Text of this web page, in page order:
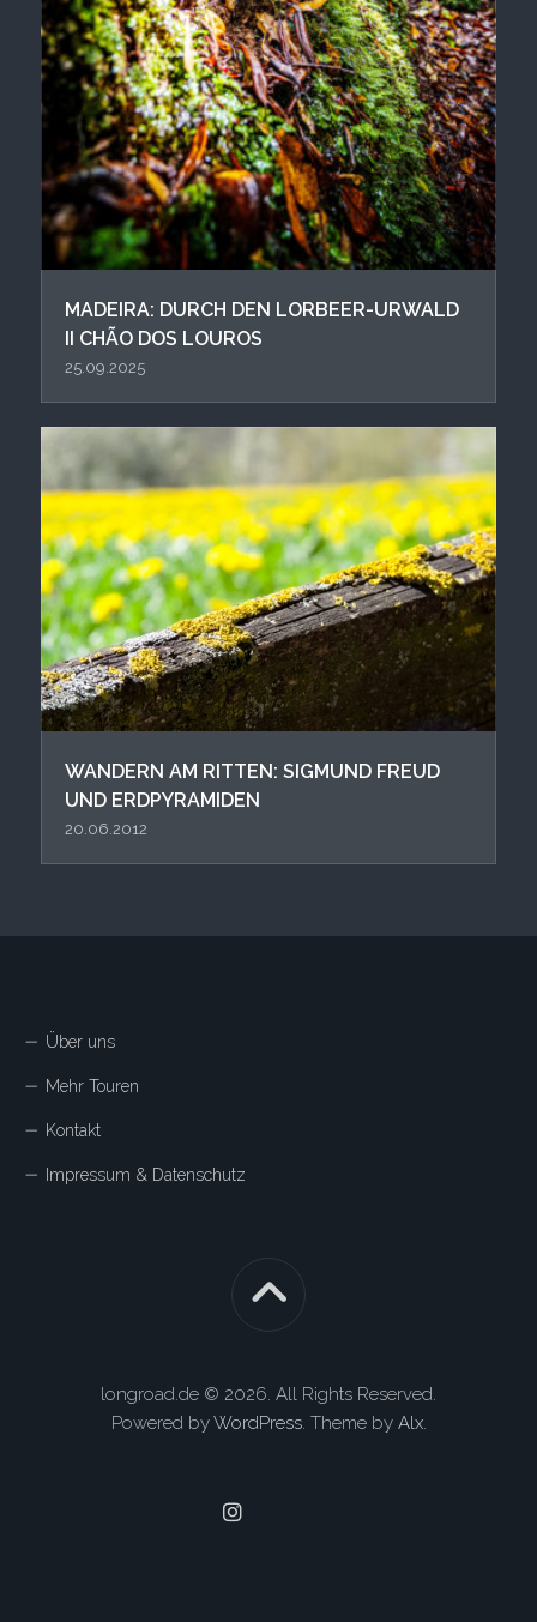
MADEIRA: DURCH DEN LORBEER-URWALD
II CHÃO DOS LOUROS
25.09.2025
WANDERN AM RITTEN: SIGMUND FREUD
UND ERDPYRAMIDEN
20.06.2012
Über uns
Mehr Touren
Kontakt
Impressum & Datenschutz
longroad.de © 2026. All Rights Reserved.
Powered byWordPress. Theme by Alx.